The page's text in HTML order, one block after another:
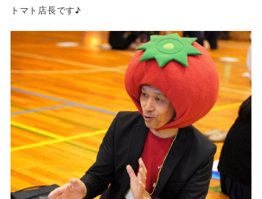
トマト店長です♪